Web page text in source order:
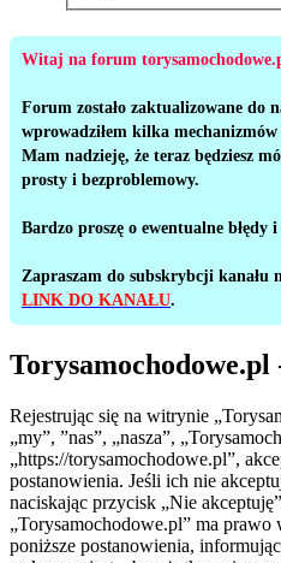
Witaj na forum
Forum zostało zaktualizowane do
wprowadziłem kilka
Mam nadzieję, że teraz będziesz
prosty i bezproblemowy.
Bardzo proszę o ewentualne błędy
Zapraszam do subskrybcji kanału
LINK DO KANAŁU.
Rejestrując się na witrynie
„my”, ”nas”, „nasza”,
„https://torysamochodowe.pl”,
postanowienia. Jeśli ich nie
naciskając przycisk „Nie
„Torysamochodowe.pl” ma
poniższe postanowienia,